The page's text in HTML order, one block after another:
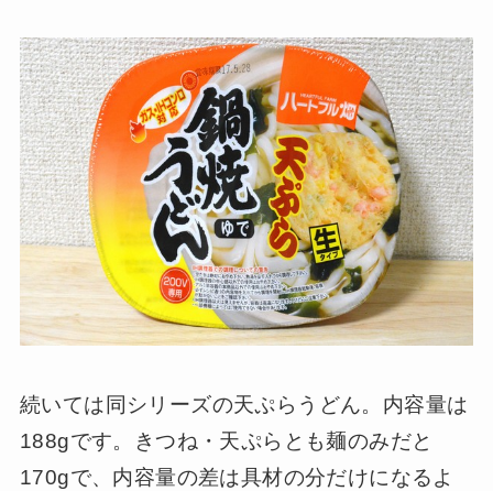
続いては同シリーズの天ぷらうどん。内容量は
188gです。きつね・天ぷらとも麺のみだと
170gで、内容量の差は具材の分だけになるよ